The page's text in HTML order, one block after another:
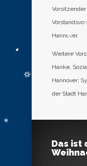
Hannover.
Weitere
Hanke,
Hannover;
der Stadt
Das ist